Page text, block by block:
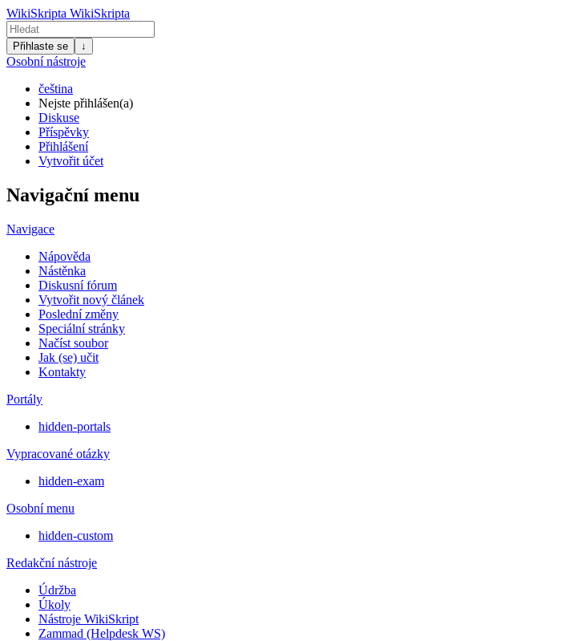
WikiSkripta WikiSkripta
Přihlaste se ↓
Osobní nástroje
čeština
Nejste přihlášen(a)
Diskuse
Příspěvky
Přihlášení
Vytvořit účet
Navigační menu
Navigace
Nápověda
Nástěnka
Diskusní fórum
Vytvořit nový článek
Poslední změny
Speciální stránky
Načíst soubor
Jak (se) učit
Kontakty
Portály
hidden-portals
Vypracované otázky
hidden-exam
Osobní menu
hidden-custom
Redakční nástroje
Údržba
Úkoly
Nástroje WikiSkript
Zammad (Helpdesk WS)